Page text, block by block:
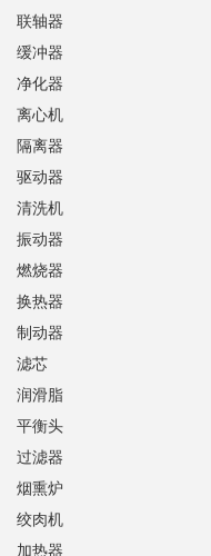
联轴器
缓冲器
净化器
离心机
隔离器
驱动器
清洗机
振动器
燃烧器
换热器
制动器
滤芯
润滑脂
平衡头
过滤器
烟熏炉
绞肉机
加热器